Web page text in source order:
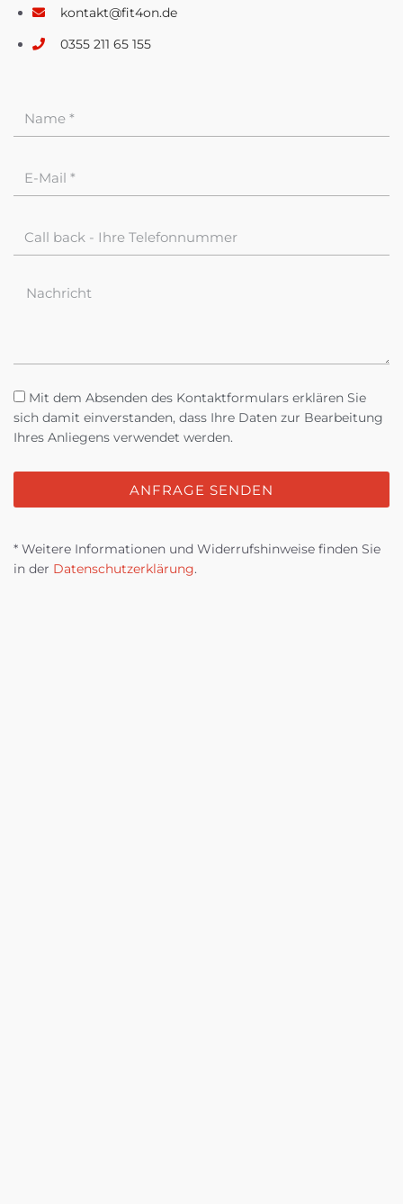
kontakt@fit4on.de
0355 211 65 155
Mit dem Absenden des Kontaktformulars erklären Sie
sich damit einverstanden, dass Ihre Daten zur Bearbeitung
Ihres Anliegens verwendet werden.
ANFRAGE SENDEN
* Weitere Informationen und Widerrufshinweise finden Sie
in der Datenschutzerklärung.